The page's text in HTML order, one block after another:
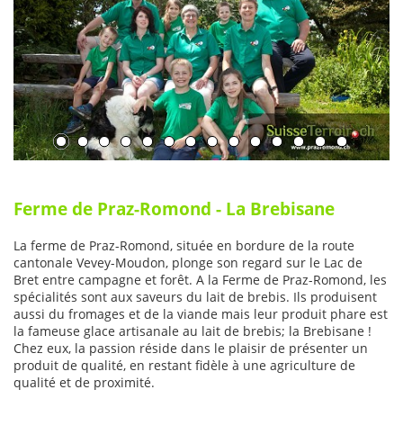
Ferme de Praz-Romond - La Brebisane
La ferme de Praz-Romond, située en bordure de la route
cantonale Vevey-Moudon, plonge son regard sur le Lac de
Bret entre campagne et forêt. A la Ferme de Praz-Romond, les
spécialités sont aux saveurs du lait de brebis. Ils produisent
aussi du fromages et de la viande mais leur produit phare est
la fameuse glace artisanale au lait de brebis; la Brebisane !
Chez eux, la passion réside dans le plaisir de présenter un
produit de qualité, en restant fidèle à une agriculture de
qualité et de proximité.